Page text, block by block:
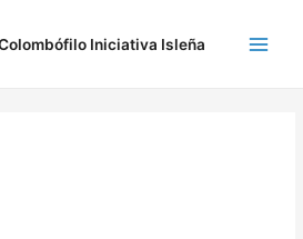
Iniciativa Isleña